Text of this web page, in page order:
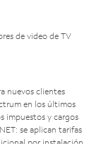
de video de TV
nuevos clientes
en los últimos
impuestos y cargos
se aplican tarifas